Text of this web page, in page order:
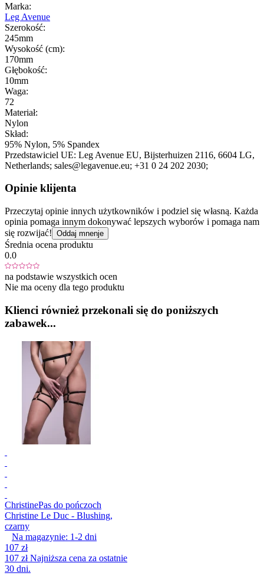
Marka:
Leg Avenue
Szerokość:
245mm
Wysokość (cm):
170mm
Głębokość:
10mm
Waga:
72
Materiał:
Nylon
Skład:
95% Nylon, 5% Spandex
Przedstawiciel UE: Leg Avenue EU, Bijsterhuizen 2116, 6604 LG,
Netherlands; sales@legavenue.eu; +31 0 24 202 2030;
Opinie klijenta
Przeczytaj opinie innych użytkowników i podziel się własną. Każda
opinia pomaga innym dokonywać lepszych wyborów i pomaga nam
się rozwijać! Oddaj mnenje
Średnia ocena produktu
0.0
na podstawie wszystkich ocen
Nie ma oceny dla tego produktu
Klienci również przekonali się do poniższych
zabawek...
ChristinePas do pończoch
Christine Le Duc - Blushing,
czarny
Na magazynie: 1-2 dni
107 zł
107 złNajniższa cena za ostatnie
30 dni.